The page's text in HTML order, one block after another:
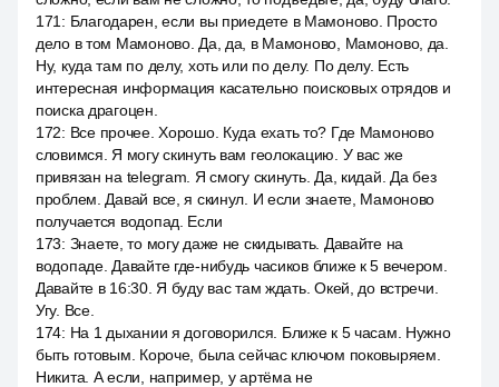
171 : Благодарен, если вы приедете в Мамоново. Просто
дело в том Мамоново. Да, да, в Мамоново, Мамоново, да.
Ну, куда там по делу, хоть или по делу. По делу. Есть
интересная информация касательно поисковых отрядов и
поиска драгоцен.
172: Все прочее. Хорошо. Куда ехать то? Где Мамоново
словимся. Я могу скинуть вам геолокацию. У вас же
привязан на telegram. Я смогу скинуть. Да, кидай. Да без
проблем. Давай все, я скинул. И если знаете, Мамоново
получается водопад. Если
173: Знаете, то могу даже не скидывать. Давайте на
водопаде. Давайте где-нибудь часиков ближе к 5 вечером.
Давайте в 16:30. Я буду вас там ждать. Окей, до встречи.
Угу. Все.
174: На 1 дыхании я договорился. Ближе к 5 часам. Нужно
быть готовым. Короче, была сейчас ключом поковыряем.
Никита. А если, например, у артёма не